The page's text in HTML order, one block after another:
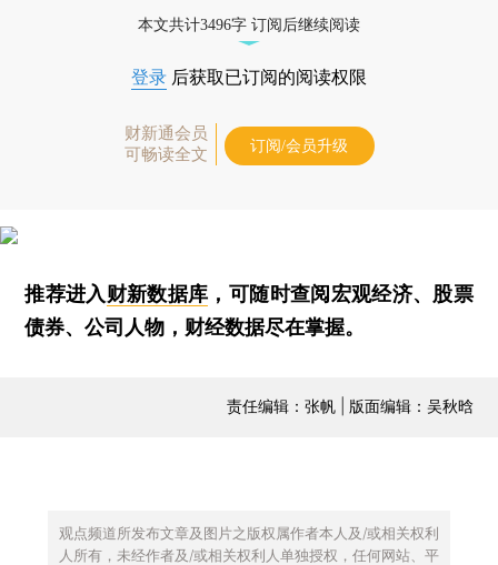
本文共计3496字 订阅后继续阅读
登录 后获取已订阅的阅读权限
财新通会员
可畅读全文
订阅/会员升级
推荐进入财新数据库 ，可随时查阅宏观经济、股票
债券、公司人物，财经数据尽在掌握。
责任编辑：张帆 | 版面编辑：吴秋晗
观点频道所发布文章及图片之版权属作者本人及/或相关权利
人所有，未经作者及/或相关权利人单独授权，任何网站、平